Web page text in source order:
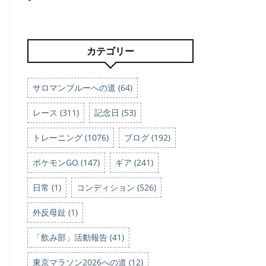
カテゴリー
サロマンブルーへの道 (64)
レース (311) 記念日 (53)
トレーニング (1076) ブログ (192)
ポケモンGO (147) ギア (241)
日常 (1) コンディション (526)
外反母趾 (1)
「飲み部」活動報告 (41)
東京マラソン2026への道 (12)